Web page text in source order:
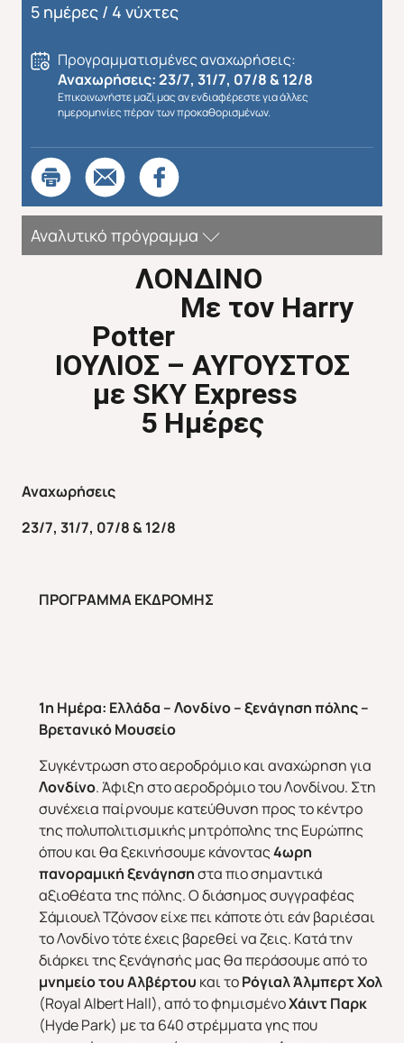
5 ημέρες / 4 νύχτες
Προγραμματισμένες αναχωρήσεις:
Αναχωρήσεις: 23/7, 31/7, 07/8 & 12/8
Επικοινωνήστε μαζί μας αν ενδιαφέρεστε για άλλες
ημερομηνίες πέραν των προκαθορισμένων.
Αναλυτικό πρόγραμμα
ΛΟΝΔΙΝΟ
Με τον Harry
Potter
ΙΟΥΛΙΟΣ – ΑΥΓΟΥΣΤΟΣ
με SKY Express
5 Ημέρες
Αναχωρήσεις
23/7, 31/7, 07/8 & 12/8
ΠΡΟΓΡΑΜΜΑ ΕΚΔΡΟΜΗΣ
1η Ημέρα: Ελλάδα – Λονδίνο – ξενάγηση πόλης –
Βρετανικό Μουσείο
Συγκέντρωση στο αεροδρόμιο και αναχώρηση για
Λονδίνο. Άφιξη στο αεροδρόμιο του Λονδίνου. Στη
συνέχεια παίρνουμε κατεύθυνση προς το κέντρο
της πολυπολιτισμικής μητρόπολης της Ευρώπης
όπου και θα ξεκινήσουμε κάνοντας4ωρη
πανοραμική ξενάγησηστα πιο σημαντικά
αξιοθέατα της πόλης. Ο διάσημος συγγραφέας
Σάμιουελ Τζόνσον είχε πει κάποτε ότι εάν βαριέσαι
το Λονδίνο τότε έχεις βαρεθεί να ζεις. Κατά την
διάρκει της ξενάγησής μας θα περάσουμε από το
μνημείο του Αλβέρτου και τοΡόγιαλ Άλμπερτ Χολ
(Royal Albert Hall), από το φημισμένοΧάιντ Παρκ
(Hyde Park) με τα 640 στρέμματα γης που